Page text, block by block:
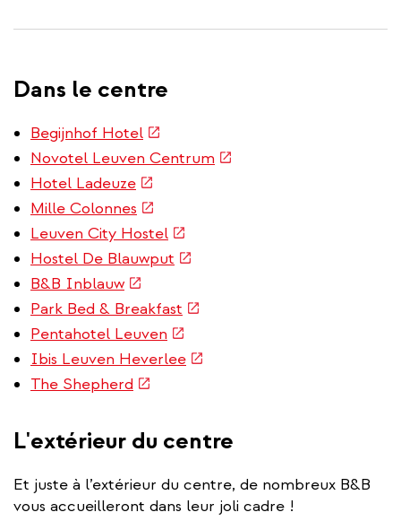
Dans le centre
Begijnhof Hotel(link
is
external)
Novotel Leuven Centrum (link
Hotel Ladeuze(link
is
external)
Mille Colonnes (link
is
external)
Leuven City Hostel(link
is
Hostel De Blauwput (link
external)
B&B Inblauw(link
is
external)
Park Bed & Breakfast (link
is
external)
Pentahotel Leuven (link
is
Ibis Leuven Heverlee(link
The Shepherd (link
L'extérieur du centre
Et juste à l’extérieur du centre, de nombreux B&B
vous accueilleront dans leur joli cadre !